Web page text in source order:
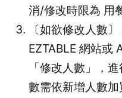
消/修改時限為 用
〔如欲修改人數
EZTABLE 網站或
「修改人數」，
數需依新增人數